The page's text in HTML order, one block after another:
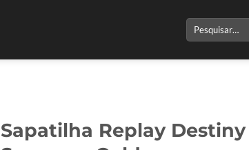
Pesquisar
por:
Sapatilha Replay